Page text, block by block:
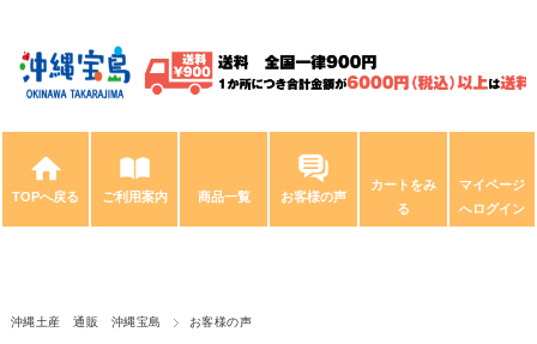
TOPへ戻る ご利用案内 商品一覧 お客様の声
カートをみ
る
マイページ
へログイン
沖縄土産 通販 沖縄宝島 お客様の声